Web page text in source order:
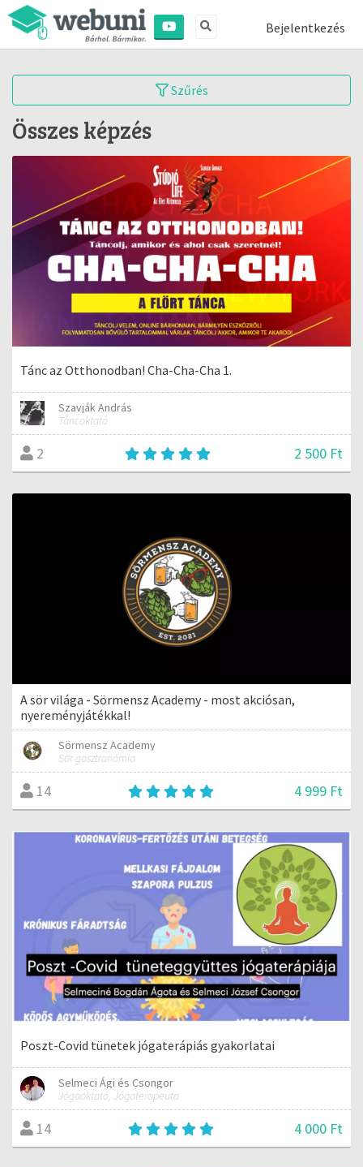
Bejelentkezés
Szűrés
Összes képzés
Tánc az Otthonodban! Cha-Cha-Cha 1.
Szavják András
Táncoktató
2 2 500 Ft
A sör világa - Sörmensz Academy - most akciósan,
nyereményjátékkal!
Sörmensz Academy
Sör gasztronómia
14 4 999 Ft
Poszt-Covid tünetek jógaterápiás gyakorlatai
Selmeci Ági és Csongor
Jógaoktató, Jógaterapeuta
14 4 000 Ft